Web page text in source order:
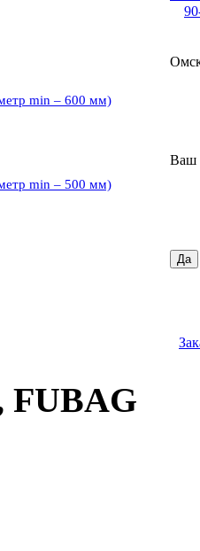
min – 600 мм)
min – 500 мм)
Ваш
Да
FUBAG